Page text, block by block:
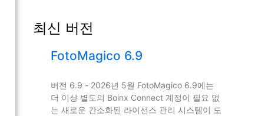
최신 버전
FotoMagico 6.9
버전 6.9 - 2026년 5월 FotoMagico 6.9에는
더 이상 별도의 Boinx Connect 계정이 필요 없
는 새로운 간소화된 라이선스 관리 시스템이 도